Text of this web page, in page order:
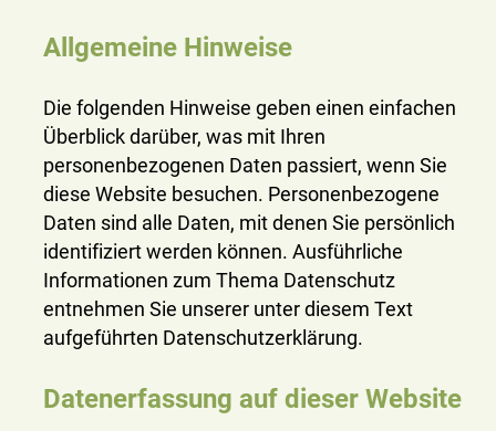
Allgemeine Hinweise
Die folgenden Hinweise geben einen einfachen
Überblick darüber, was mit Ihren
personenbezogenen Daten passiert, wenn Sie
diese Website besuchen. Personenbezogene
Daten sind alle Daten, mit denen Sie persönlich
identifiziert werden können. Ausführliche
Informationen zum Thema Datenschutz
entnehmen Sie unserer unter diesem Text
aufgeführten Datenschutzerklärung.
Datenerfassung auf dieser Website